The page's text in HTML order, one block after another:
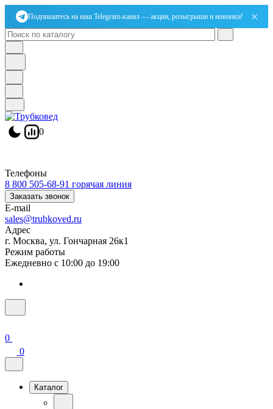
Подпишитесь на наш Telegram-канал — акции, розыгрыши и новинки! ×
0
Телефоны
8 800 505-68-91 горячая линия
Заказать звонок
E-mail
sales@trubkoved.ru
Адрес
г. Москва, ул. Гончарная 26к1
Режим работы
Ежедневно с 10:00 до 19:00
0
0
Каталог